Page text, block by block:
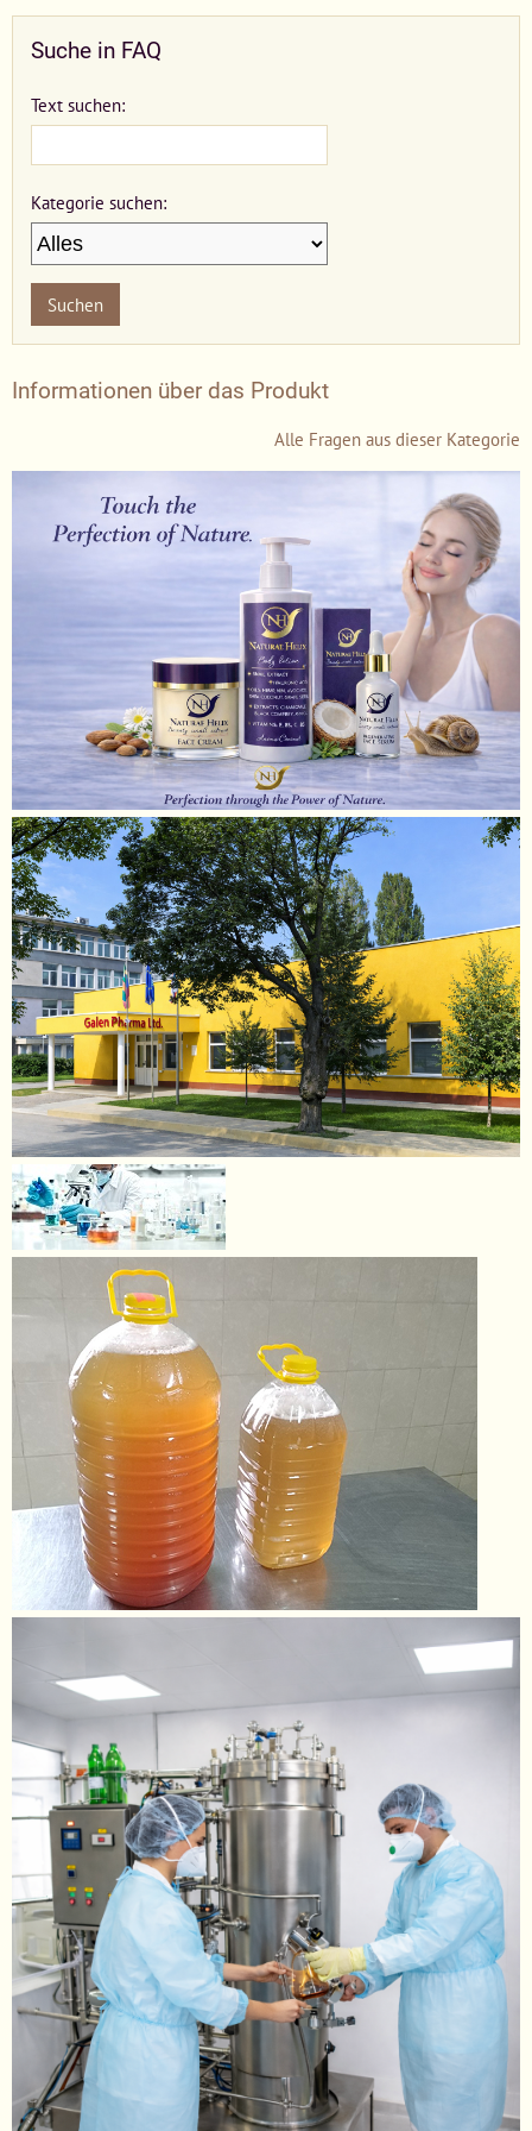
Suche in FAQ
Text suchen:
Kategorie suchen:
Suchen
Informationen über das Produkt
Alle Fragen aus dieser Kategorie